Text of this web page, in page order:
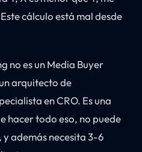
cálculo está mal desde
no es un Media Buyer
arquitecto de
en CRO. Es una
hacer todo eso, no puede
además necesita 3-6